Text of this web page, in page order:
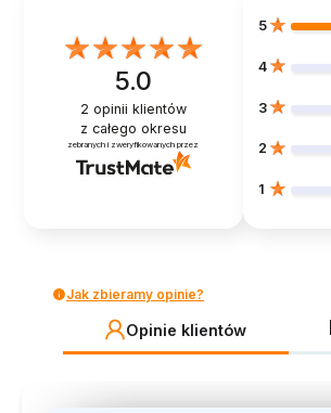
5.0
2 opinii klientów
z całego okresu
zebranych i zweryfikowanych przez
5
4
3
2
1
Jak zbieramy opinie?
Opinie klientów